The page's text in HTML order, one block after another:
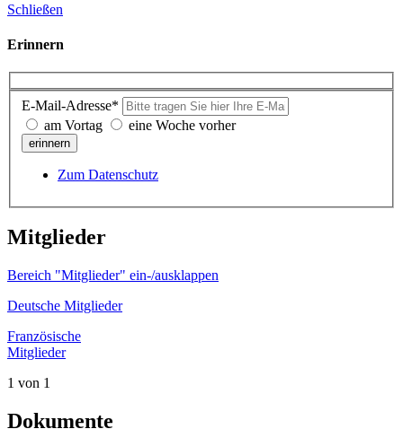
Schließen
Erinnern
E-Mail-Adresse*
am Vortag
eine Woche vorher
erinnern
Zum Datenschutz
Mitglieder
Bereich "Mitglieder" ein-/ausklappen
Deutsche Mitglieder
Französische
Mitglieder
1 von 1
Dokumente